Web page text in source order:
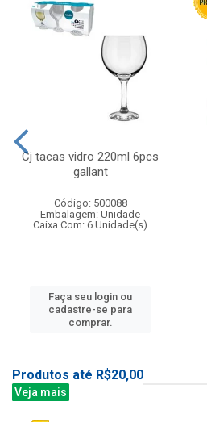
Cj tacas vidro 220ml 6pcs
gallant
Código: 500088
Embalagem: Unidade
Caixa Com: 6 Unidade(s)
Faça seu login ou
cadastre-se para
comprar.
Produtos até R$20,00
Veja mais